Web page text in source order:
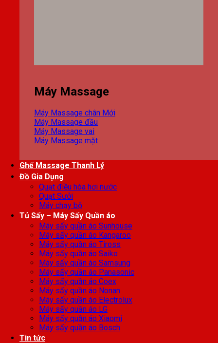
Máy Massage
Máy Massage chân
Máy Massage đầu
Máy Massage vai
Máy Massage mặt
Ghế Massage Thanh Lý
Đồ Gia Dụng
Quạt điều hòa hơi nước
Quạt Sưởi
Máy chạy bộ
Tủ Sấy – Máy Sấy Quần áo
Máy sấy quần áo Sunhouse
Máy sấy quần áo Kangaroo
Máy sấy quần áo Tiross
Máy sấy quần áo Saiko
Máy sấy quần áo Samsung
Máy sấy quần áo Panasonic
Máy sấy quần áo Coex
Máy sấy quần áo Nonan
Máy sấy quần áo Electrolux
Máy sấy quần áo LG
Máy sấy quần áo Xiaomi
Máy sấy quần áo Bosch
Tin tức